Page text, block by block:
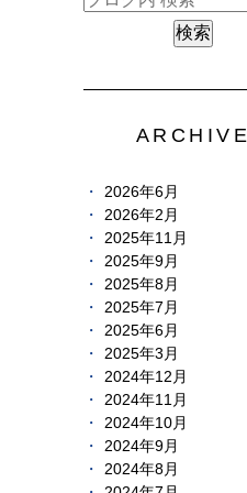
ARCHIVE
2026年6月
2026年2月
2025年11月
2025年9月
2025年8月
2025年7月
2025年6月
2025年3月
2024年12月
2024年11月
2024年10月
2024年9月
2024年8月